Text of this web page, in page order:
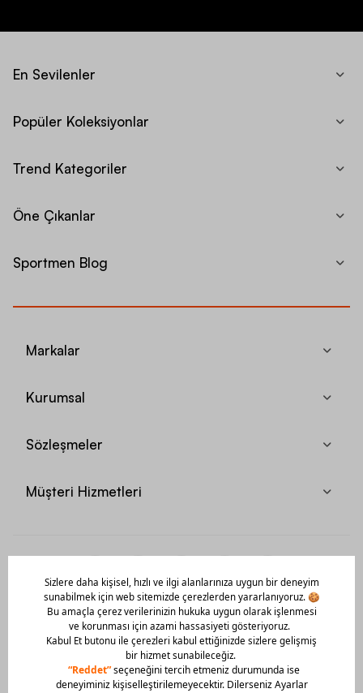
En Sevilenler
Popüler Koleksiyonlar
Trend Kategoriler
Öne Çıkanlar
Sportmen Blog
Markalar
Kurumsal
Sözleşmeler
Müşteri Hizmetleri
Mobil Uygulamamızı Hemen İndir!